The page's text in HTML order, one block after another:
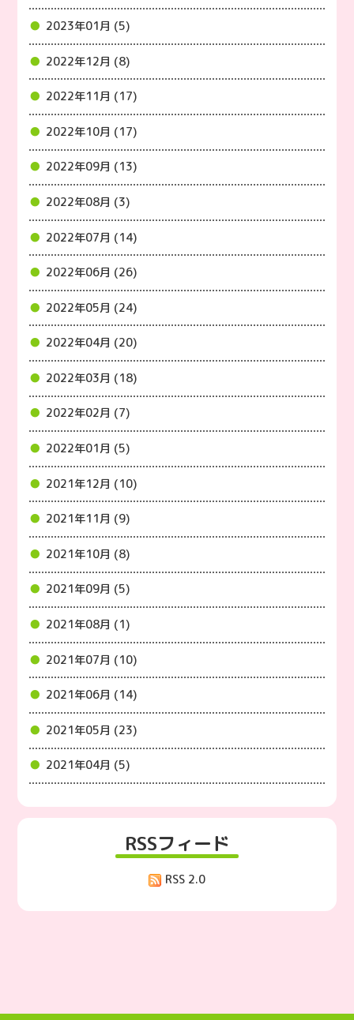
2023年01月 (5)
2022年12月 (8)
2022年11月 (17)
2022年10月 (17)
2022年09月 (13)
2022年08月 (3)
2022年07月 (14)
2022年06月 (26)
2022年05月 (24)
2022年04月 (20)
2022年03月 (18)
2022年02月 (7)
2022年01月 (5)
2021年12月 (10)
2021年11月 (9)
2021年10月 (8)
2021年09月 (5)
2021年08月 (1)
2021年07月 (10)
2021年06月 (14)
2021年05月 (23)
2021年04月 (5)
RSSフィード
RSS 2.0